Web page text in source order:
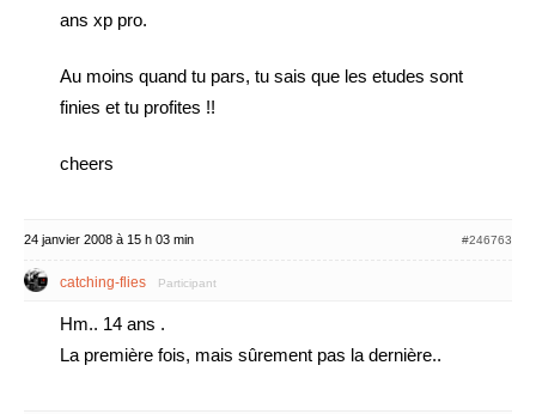
ans xp pro.
Au moins quand tu pars, tu sais que les etudes sont
finies et tu profites !!
cheers
24 janvier 2008 à 15 h 03 min #246763
catching-flies Participant
Hm.. 14 ans .
La première fois, mais sûrement pas la dernière..